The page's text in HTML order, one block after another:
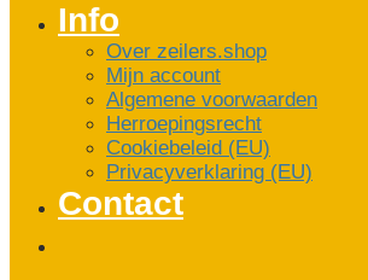
Info
Over zeilers.shop
Mijn account
Algemene voorwaarden
Herroepingsrecht
Cookiebeleid (EU)
Privacyverklaring (EU)
Contact